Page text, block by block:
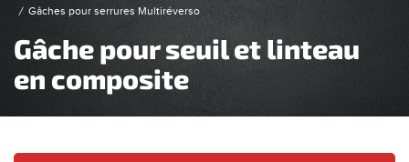
Gâches pour serrures Multiréverso
Gâche pour seuil et linteau
en composite